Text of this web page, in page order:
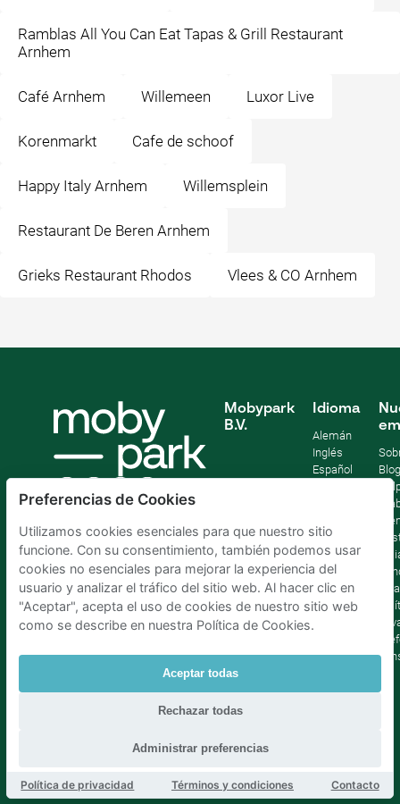
Ramblas All You Can Eat Tapas & Grill Restaurant
Arnhem
Café Arnhem Willemeen Luxor Live
Korenmarkt Cafe de schoof
Happy Italy Arnhem Willemsplein
Restaurant De Beren Arnhem
Grieks Restaurant Rhodos Vlees & CO Arnhem
Mobypark
B.V.
Idioma
Alemán
Inglés
Español
Blog
Parking Madrid La Latina|Parking Madrid Bilbao
Parking Bruselas Parking La Haya
Preferencias de Cookies
Utilizamos cookies esenciales para que nuestro sitio
funcione. Con su consentimiento, también podemos usar
cookies no esenciales para mejorar la experiencia del
usuario y analizar el tráfico del sitio web. Al hacer clic en
"Aceptar", acepta el uso de cookies de nuestro sitio web
como se describe en nuestra Política de Cookies.
Aceptar todas
Rechazar todas
Administrar preferencias
Política de privacidad Términos y condiciones Contacto